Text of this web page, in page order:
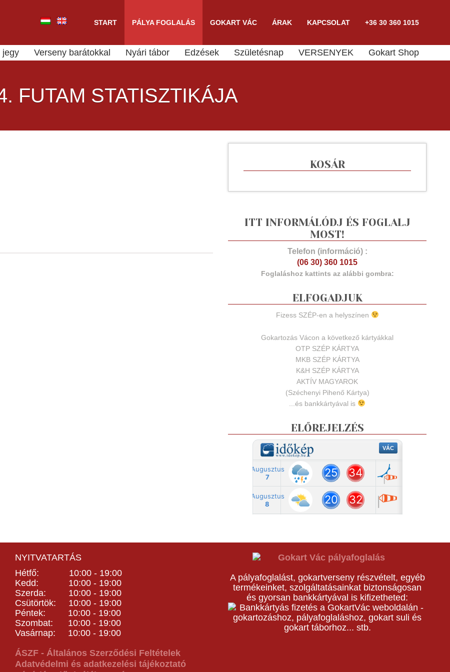
START PÁLYA FOGLALÁS GOKART VÁC ÁRAK KAPCSOLAT +36 30 360 1015
jegy Verseny barátokkal Nyári tábor Edzések Születésnap VERSENYEK Gokart Shop
FUTAM STATISZTIKÁJA
KOSÁR
ITT INFORMÁLÓDJ ÉS FOGLALJ
MOST!
Telefon (információ) :
(06 30) 360 1015
Foglaláshoz kattints az alábbi gombra:
ELFOGADJUK
Fizess SZÉP-en a helyszínen
Gokartozás Vácon a következő kártyákkal
OTP SZÉP KÁRTYA
MKB SZÉP KÁRTYA
K&H SZÉP KÁRTYA
AKTÍV MAGYAROK
(Széchenyi Pihenő Kártya)
...és bankkártyával is
ELŐREJELZÉS
NYITVATARTÁS
Hétfő: 10:00 - 19:00
Kedd: 10:00 - 19:00
Szerda: 10:00 - 19:00
Csütörtök: 10:00 - 19:00
Péntek: 10:00 - 19:00
Szombat: 10:00 - 19:00
Vasárnap: 10:00 - 19:00
ÁSZF - Általános Szerződési Feltételek
Adatvédelmi és adatkezelési tájékoztató
A pályafoglalást, gokartverseny részvételt, egyéb
termékeinket, szolgáltatásainkat biztonságosan
és gyorsan bankkártyával is kifizetheted: